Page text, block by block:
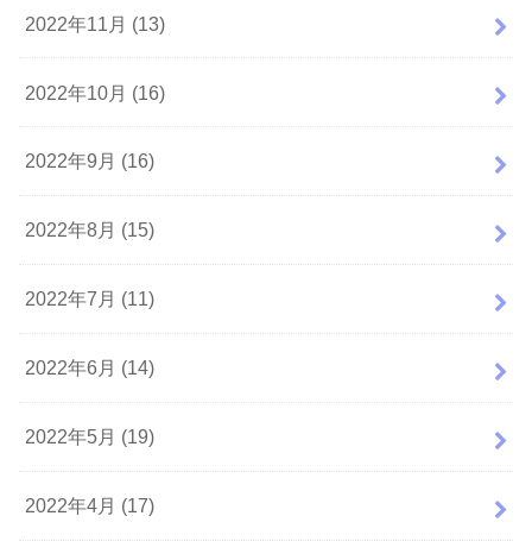
2022年11月 (13)
2022年10月 (16)
2022年9月 (16)
2022年8月 (15)
2022年7月 (11)
2022年6月 (14)
2022年5月 (19)
2022年4月 (17)